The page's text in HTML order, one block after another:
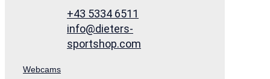
+43 5334 6511
info@dieters-
sportshop.com
Webcams